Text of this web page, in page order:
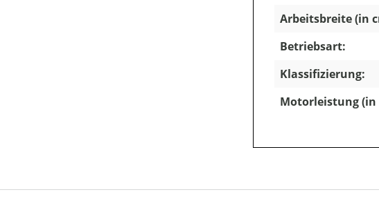
Arbeitsbreite (in
Betriebsart:
Klassifizierung:
Motorleistung (in